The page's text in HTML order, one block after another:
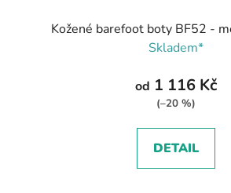
Kožené barefoot boty BF52 -
Skladem*
od 1 116 Kč
(–20 %)
DETAIL